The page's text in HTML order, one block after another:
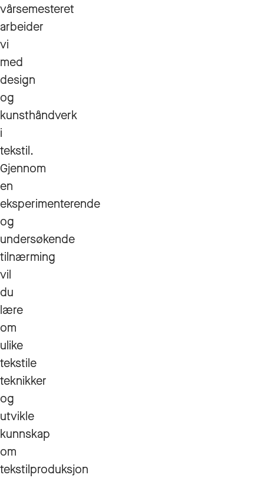
vårsemesteret
arbeider
vi
med
design
og
kunsthåndverk
i
tekstil.
Gjennom
en
eksperimenterende
og
undersøkende
tilnærming
vil
du
lære
om
ulike
tekstile
teknikker
og
utvikle
kunnskap
om
tekstilproduksjon